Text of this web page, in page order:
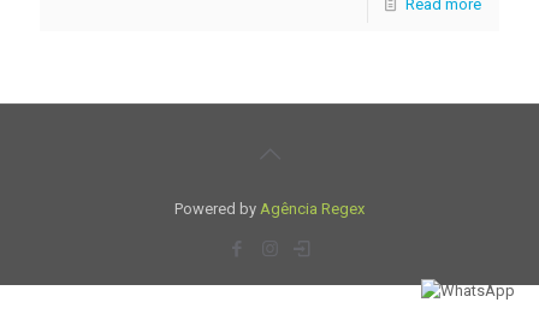
Read more
Powered by Agência Regex